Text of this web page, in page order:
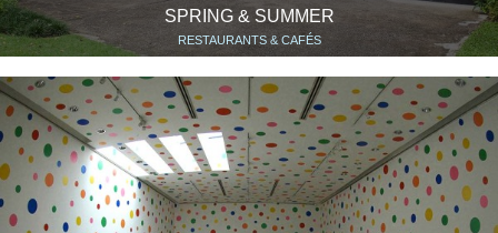
SPRING & SUMMER
RESTAURANTS & CAFÉS